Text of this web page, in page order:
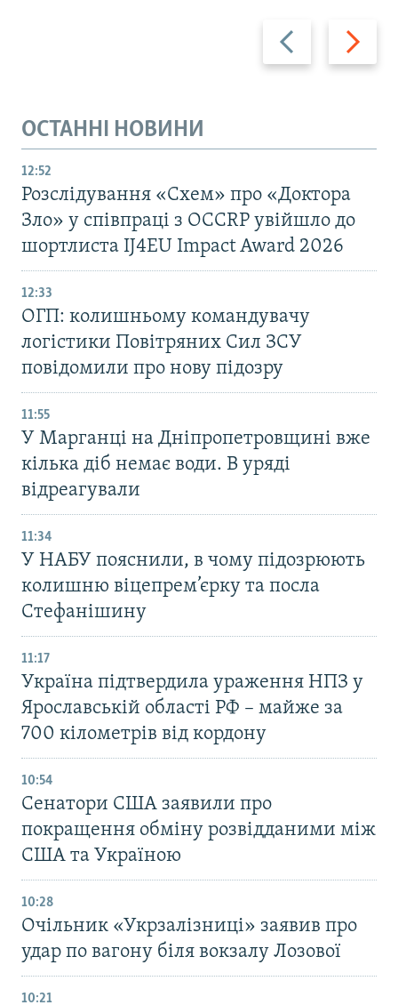
Назад Вперед
ОСТАННІ НОВИНИ
12:52
Розслідування «Схем» про «Доктора
Зло» у співпраці з OCCRP увійшло до
шортлиста IJ4EU Impact Award 2026
12:33
ОГП: колишньому командувачу
логістики Повітряних Сил ЗСУ
повідомили про нову підозру
11:55
У Марганці на Дніпропетровщині вже
кілька діб немає води. В уряді
відреагували
11:34
У НАБУ пояснили, в чому підозрюють
колишню віцепрем’єрку та посла
Стефанішину
11:17
Україна підтвердила ураження НПЗ у
Ярославській області РФ – майже за
700 кілометрів від кордону
10:54
Сенатори США заявили про
покращення обміну розвідданими між
США та Україною
10:28
Очільник «Укрзалізниці» заявив про
удар по вагону біля вокзалу Лозової
10:21